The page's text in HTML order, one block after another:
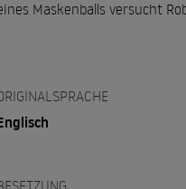
Maskenballs versucht